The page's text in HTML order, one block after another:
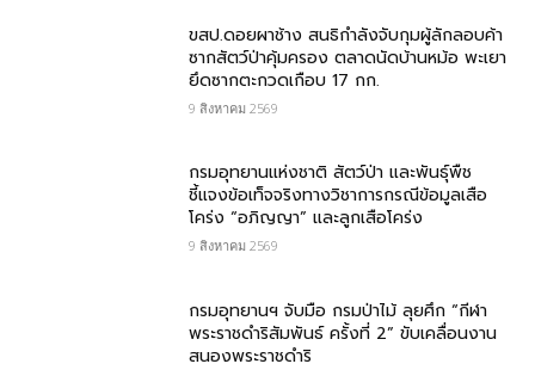
ขสป.ดอยผาช้าง สนธิกำลังจับกุมผู้ลักลอบค้า
ซากสัตว์ป่าคุ้มครอง ตลาดนัดบ้านหม้อ พะเยา
ยึดซากตะกวดเกือบ 17 กก.
9 สิงหาคม 2569
กรมอุทยานแห่งชาติ สัตว์ป่า และพันธุ์พืช​
ชี้แจงข้อเท็จจริงทางวิชาการกรณีข้อมูลเสือ
โคร่ง “อภิญญา” และลูกเสือโคร่ง
9 สิงหาคม 2569
กรมอุทยานฯ จับมือ กรมป่าไม้ ลุยศึก “กีฬา
พระราชดำริสัมพันธ์ ครั้งที่ 2” ขับเคลื่อนงาน
สนองพระราชดำริ